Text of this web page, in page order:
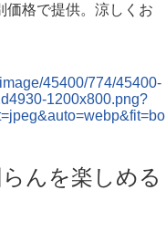
価格で提供。涼しくお
45400/774/45400-
1200x800.png?
んを楽しめる